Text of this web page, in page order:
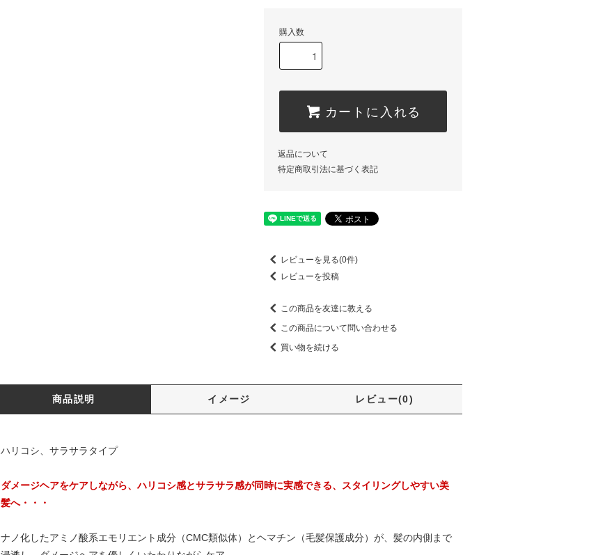
購入数
カートに入れる
返品について
特定商取引法に基づく表記
レビューを見る(0件)
レビューを投稿
この商品を友達に教える
この商品について問い合わせる
買い物を続ける
商品説明 イメージ レビュー(0)
ハリコシ、サラサラタイプ
ダメージヘアをケアしながら、ハリコシ感とサラサラ感が同時に実感できる、スタイリングしやすい美
髪へ・・・
ナノ化したアミノ酸系エモリエント成分（CMC類似体）とヘマチン（毛髪保護成分）が、髪の内側まで